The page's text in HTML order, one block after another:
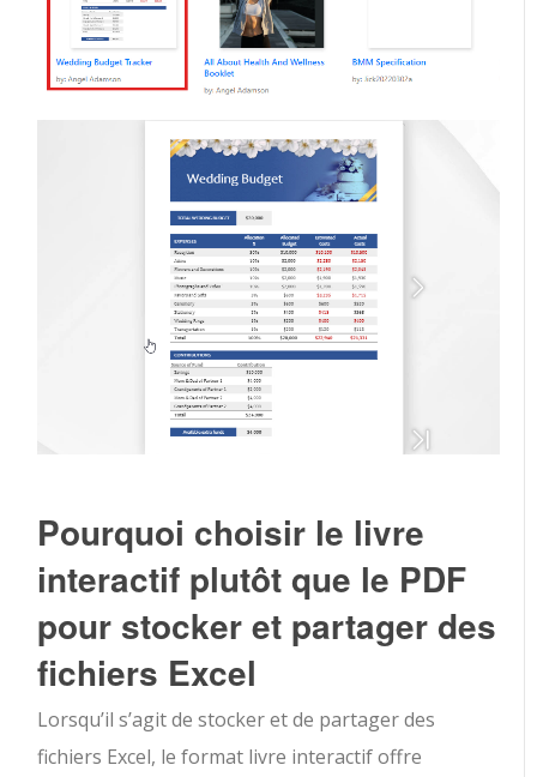
Pourquoi choisir le livre
interactif plutôt que le PDF
pour stocker et partager des
fichiers Excel
Lorsqu’il s’agit de stocker et de partager des
fichiers Excel, le format livre interactif offre